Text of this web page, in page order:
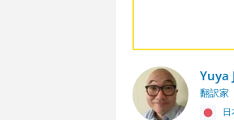
Yuya
翻訳家
日